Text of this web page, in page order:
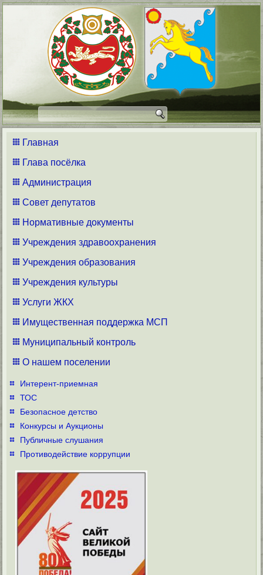
Главная
Глава посёлка
Администрация
Совет депутатов
Нормативные документы
Учреждения здравоохранения
Учреждения образования
Учреждения культуры
Услуги ЖКХ
Имущественная поддержка МСП
Муниципальный контроль
О нашем поселении
Интерент-приемная
ТОС
Безопасное детство
Конкурсы и Аукционы
Публичные слушания
Противодействие коррупции